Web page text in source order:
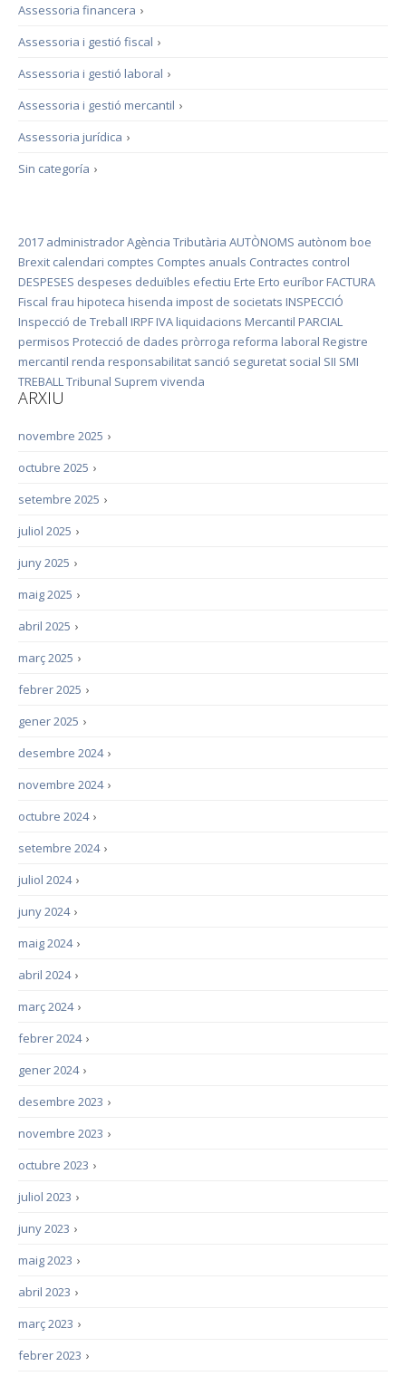
›
Assessoria financera
›
Assessoria i gestió fiscal
›
Assessoria i gestió laboral
›
Assessoria i gestió mercantil
›
Assessoria jurídica
›
Sin categoría
2017 administradorAgència Tributària AUTÒNOMS autònom boe
Brexit calendari comptes Comptes anuals Contractes control
DESPESES despeses deduïbles efectiu Erte Erto euríbor FACTURA
Fiscal frau hipoteca hisenda impost de societats INSPECCIÓ
Inspecció de Treball IRPF IVA liquidacions Mercantil PARCIAL
permisos Protecció de dades pròrroga reforma laboral Registre
mercantil renda responsabilitat sanció seguretat social SII SMI
TREBALLTribunal Suprem vivenda
ARXIU
›
novembre 2025
›
octubre 2025
›
setembre 2025
›
juliol 2025
›
juny 2025
›
maig 2025
›
abril 2025
›
març 2025
›
febrer 2025
›
gener 2025
›
desembre 2024
›
novembre 2024
›
octubre 2024
›
setembre 2024
›
juliol 2024
›
juny 2024
›
maig 2024
›
abril 2024
›
març 2024
›
febrer 2024
›
gener 2024
›
desembre 2023
›
novembre 2023
›
octubre 2023
›
juliol 2023
›
juny 2023
›
maig 2023
›
abril 2023
›
març 2023
›
febrer 2023